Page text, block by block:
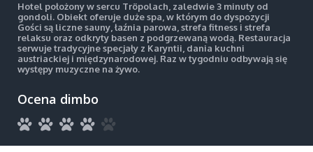
Hotel położony w sercu Tröpolach, zaledwie 3 minuty od
gondoli. Obiekt oferuje duże spa, w którym do dyspozycji
Gości są liczne sauny, łaźnia parowa, strefa fitness i strefa
relaksu oraz odkryty basen z podgrzewaną wodą. Restauracja
serwuje tradycyjne specjały z Karyntii, dania kuchni
austriackiej i międzynarodowej. Raz w tygodniu odbywają się
występy muzyczne na żywo.
Ocena dimbo